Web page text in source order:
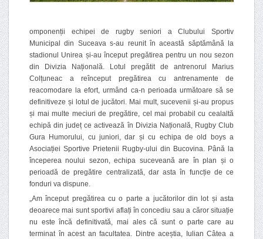
omponenții echipei de rugby seniori a Clubului Sportiv
Municipal din Suceava s-au reunit în această săptămână la
stadionul Unirea și-au început pregătirea pentru un nou sezon
din Divizia Națională. Lotul pregătit de antrenorul Marius
Colțuneac a reînceput pregătirea cu antrenamente de
reacomodare la efort, urmând ca-n perioada următoare să se
definitiveze și lotul de jucători. Mai mult, sucevenii și-au propus
și mai multe meciuri de pregătire, cel mai probabil cu cealaltă
echipă din județ ce activează în Divizia Națională, Rugby Club
Gura Humorului, cu juniori, dar și cu echipa de old boys a
Asociației Sportive Prietenii Rugby-ului din Bucovina. Până la
începerea noului sezon, echipa suceveană are în plan și o
perioadă de pregătire centralizată, dar asta în funcție de ce
fonduri va dispune.
„Am început pregătirea cu o parte a jucătorilor din lot și asta
deoarece mai sunt sportivi aflați în concediu sau a căror situație
nu este încă definitivată, mai ales că sunt o parte care au
terminat în acest an facultatea. Dintre aceștia, Iulian Câtea a